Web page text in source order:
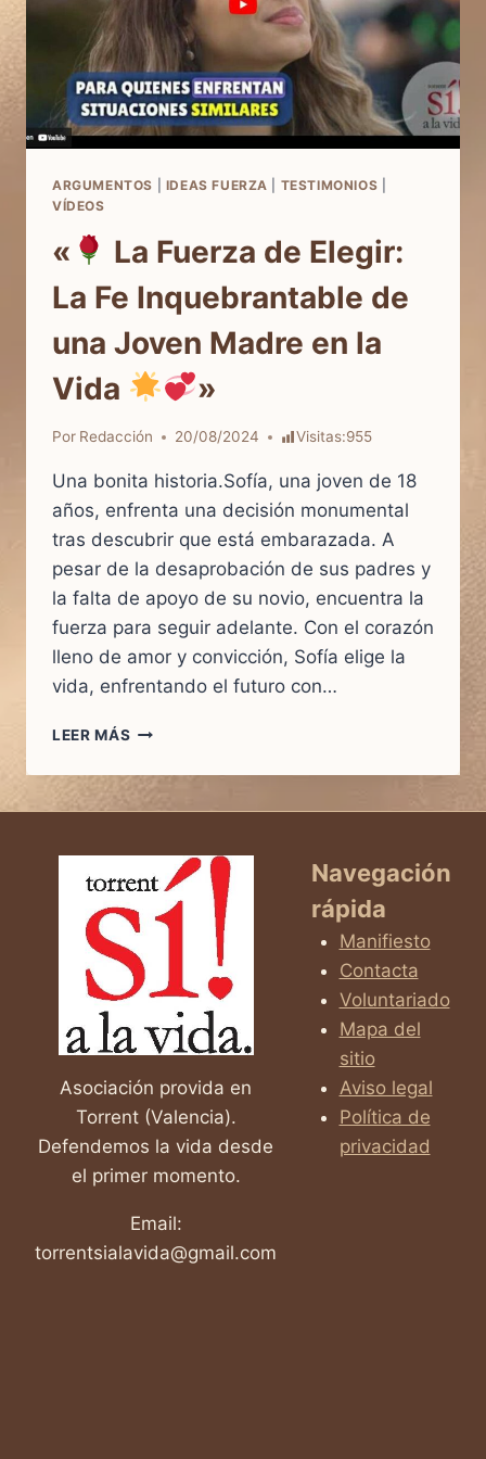
ARGUMENTOS IDEAS FUERZA TESTIMONIOS
VÍDEOS
«
La Fuerza de Elegir:
La Fe Inquebrantable de
una Joven Madre en la
Vida
»
Por Redacción 20/08/2024 Visitas:955
Una bonita historia.Sofía, una joven de 18
años, enfrenta una decisión monumental
tras descubrir que está embarazada. A
pesar de la desaprobación de sus padres y
la falta de apoyo de su novio, encuentra la
fuerza para seguir adelante. Con el corazón
lleno de amor y convicción, Sofía elige la
vida, enfrentando el futuro con…
LEER MÁS
LA
FUERZA
FE
INQUEBRANTABLE
DE
UNA
JOVEN
MADRE
EN
LA
»
Asociación provida en
Torrent (Valencia).
Defendemos la vida desde
el primer momento.
Email:
torrentsialavida@gmail.com
Navegación
rápida
Manifiesto
Contacta
Voluntariado
Mapa del
sitio
Aviso legal
Política de
privacidad